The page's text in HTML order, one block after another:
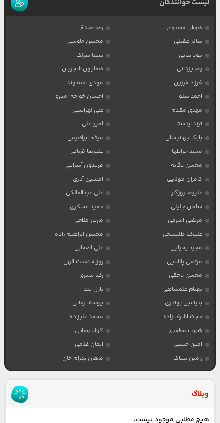
لیست خوانندگان
هوش مصنوعی
رضا صادقی
سالار عقیلی
محسن چاوشی
پویا بیاتی
سینا سرلک
رضا یزدانی
همایون شجریان
فرزاد فرزین
مهدی احمدوند
احمد سلو
احسان خواجه امیری
مهدی مقدم
علی لهراسبی
ترند اینستا
امیر علی
بابک جهانبخش
میثم ابراهیمی
مجید خراطها
علیرضا قربانی
محسن یگانه
فریدون آسرایی
کامران مولایی
افشین آذری
علیرضا روزگار
علی عبدالمالکی
سامان جلیلی
حمید عسکری
مرتضی اشرفی
مازیار فلاحی
علیرضا طلیسچی
محسن ابراهیم زاده
مجید یحیایی
علی اصحابی
مرتضی پاشایی
روزبه نعمت الهی
محسن یاحقی
رضا شیری
بهنام علمشاهی
پازل بند
بنیامین بهادری
یوسف زمانی
حجت اشرف زاده
محمد علیزاده
شهاب مظفری
گرشا رضایی
امین حبیبی
ایمان غلامی
رامین بیباک
ماهان بهرام خان
وبلاگ
هیچ مطلبی موجود نیست.